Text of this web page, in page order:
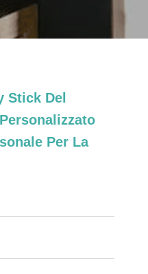
Stick Del
Per La